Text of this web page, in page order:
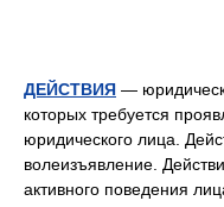
ДЕЙСТВИЯ —
которых требуется
юридического лица.
волеизъявление.
активного поведения